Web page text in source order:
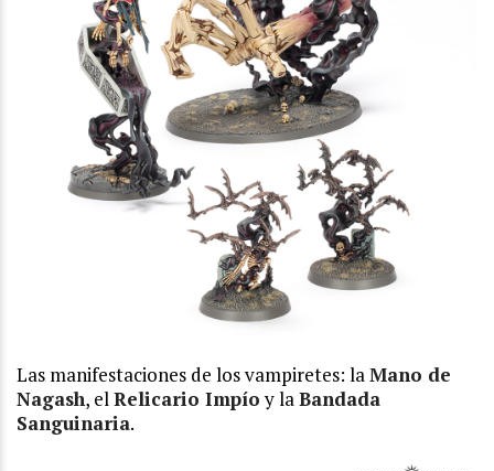
Las manifestaciones de los vampiretes: laMano de
Nagash, elRelicario Impíoy laBandada
Sanguinaria.